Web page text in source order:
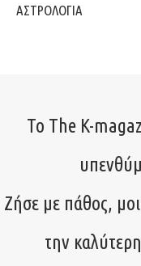
ΑΣΤΡΟΛΟΓΙΑ
Το The K-
Ζήσε με πάθος,
την